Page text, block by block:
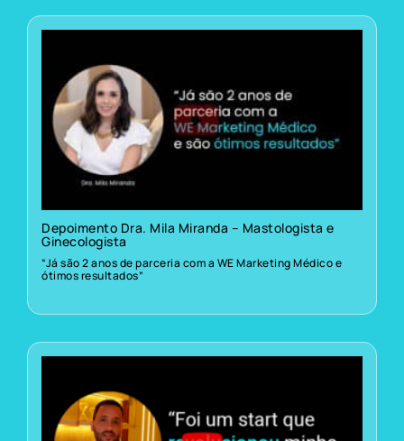
Depoimento Dra. Mila Miranda – Mastologista e
Ginecologista
“Já são 2 anos de parceria com a WE Marketing Médico e
ótimos resultados”